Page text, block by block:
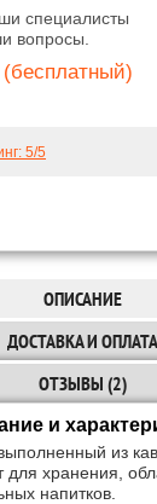
специалисты
вопросы.
5/5
ОПИСАНИЕ
ДОСТАВКА И ОПЛАТА
ОТЗЫВЫ (2)
и
выполненный из
для хранения,
напитков.